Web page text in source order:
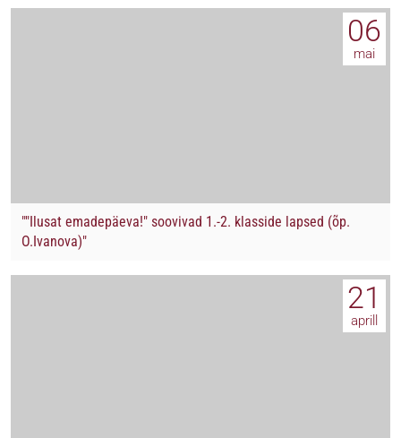
06
mai
""Ilusat emadepäeva!" soovivad 1.-2. klasside lapsed (õp.
O.Ivanova)"
21
aprill